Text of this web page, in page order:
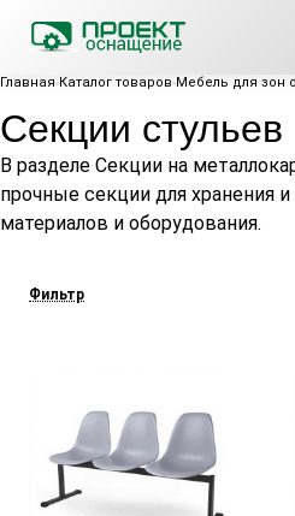
Главная Каталог товаров Мебель для зон
Секции стульев
В разделе Секции на
прочные секции для хранения
материалов и оборудования.
Фильтр